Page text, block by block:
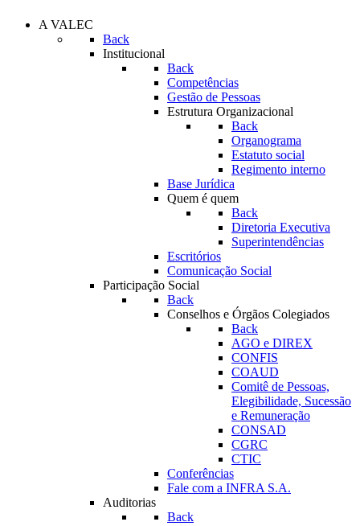
A VALEC
Back
Institucional
Back
Competências
Gestão de Pessoas
Estrutura Organizacional
Back
Organograma
Estatuto social
Regimento interno
Base Jurídica
Quem é quem
Back
Diretoria Executiva
Superintendências
Escritórios
Comunicação Social
Participação Social
Back
Conselhos e Órgãos Colegiados
Back
AGO e DIREX
CONFIS
COAUD
Comitê de Pessoas,
Elegibilidade, Sucessão
e Remuneração
CONSAD
CGRC
CTIC
Conferências
Fale com a INFRA S.A.
Auditorias
Back